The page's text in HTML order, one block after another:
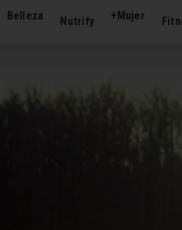
Belleza Nutrify +Mujer